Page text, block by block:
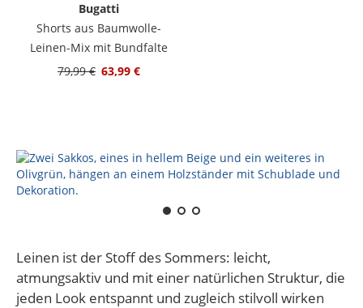
Bugatti
Shorts aus Baumwolle-
Leinen-Mix mit Bundfalte
79,99 € 63,99 €
Leinen ist der Stoff des Sommers: leicht,
atmungsaktiv und mit einer natürlichen Struktur, die
jeden Look entspannt und zugleich stilvoll wirken